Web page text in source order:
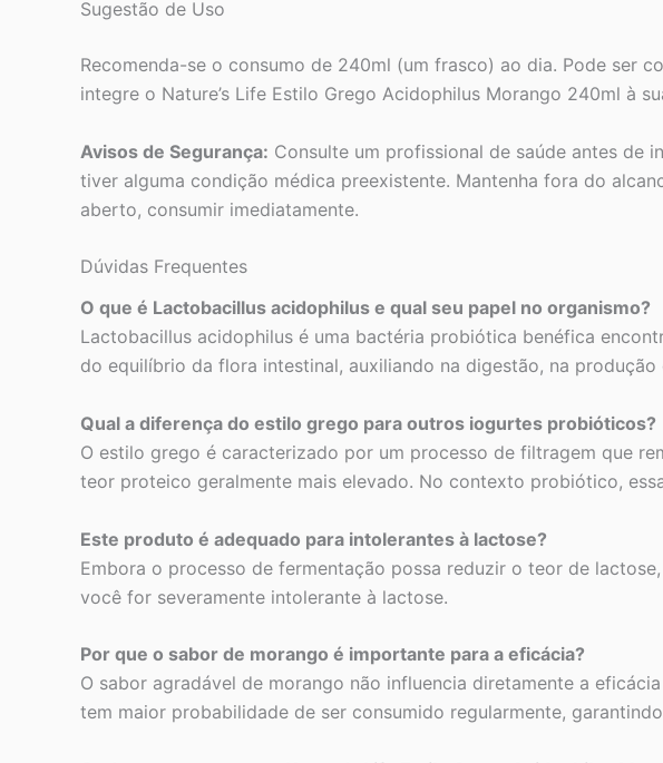
Sugestão de Uso
Recomenda-se o consumo de 240ml (um frasco) ao dia. Pode ser
integre o Nature’s Life Estilo Grego Acidophilus Morango 240ml à
Avisos de Segurança: Consulte um profissional de saúde antes de
tiver alguma condição médica preexistente. Mantenha fora do
aberto, consumir imediatamente.
Dúvidas Frequentes
O que é Lactobacillus acidophilus e qual seu papel no organismo?
Lactobacillus acidophilus é uma bactéria probiótica benéfica
do equilíbrio da flora intestinal, auxiliando na digestão, na
Qual a diferença do estilo grego para outros iogurtes probióticos?
O estilo grego é caracterizado por um processo de filtragem que
teor proteico geralmente mais elevado. No contexto probiótico,
Este produto é adequado para intolerantes à lactose?
Embora o processo de fermentação possa reduzir o teor de
você for severamente intolerante à lactose.
Por que o sabor de morango é importante para a eficácia?
O sabor agradável de morango não influencia diretamente a
tem maior probabilidade de ser consumido regularmente,